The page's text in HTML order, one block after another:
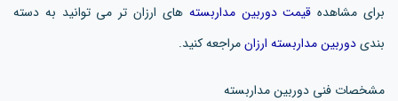
برای مشاهده قیمت دوربین مداربسته های ارزان تر می توانید به دسته
بندیدوربین مداربسته ارزانمراجعه کنید.
مشخصات فنی دوربین مداربسته